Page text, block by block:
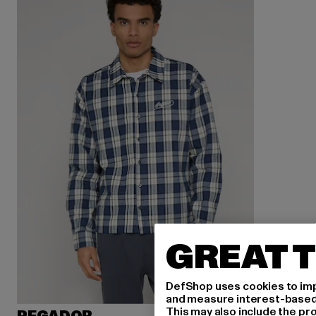
GREAT
DefShop uses cookies to
and measure interest-
This may also include the